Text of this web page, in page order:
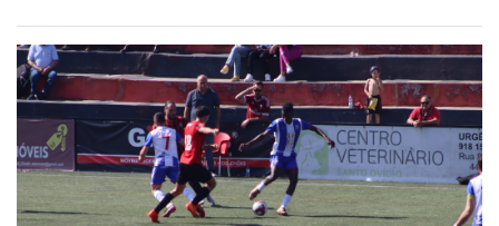
MUSEU
PARA
TODAS
AS
GERAÇÕES